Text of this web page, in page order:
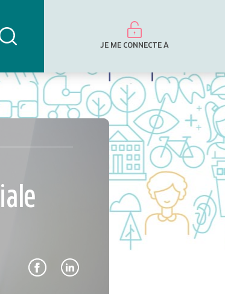
JE ME CONNECTE À